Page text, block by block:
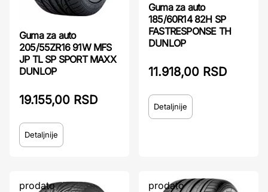
Guma za auto
205/55ZR16 91W MFS
JP TL SP SPORT MAXX
DUNLOP
19.155,00 RSD
Detaljnije
Guma za auto
185/60R14 82H SP
FASTRESPONSE TH
DUNLOP
11.918,00 RSD
Detaljnije
prodato prodato